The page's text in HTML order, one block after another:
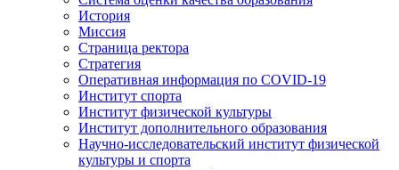
История
Миссия
Страница ректора
Стратегия
Оперативная информация по COVID-19
Институт спорта
Институт физической культуры
Институт дополнительного образования
Научно-исследовательский институт физической
культуры и спорта